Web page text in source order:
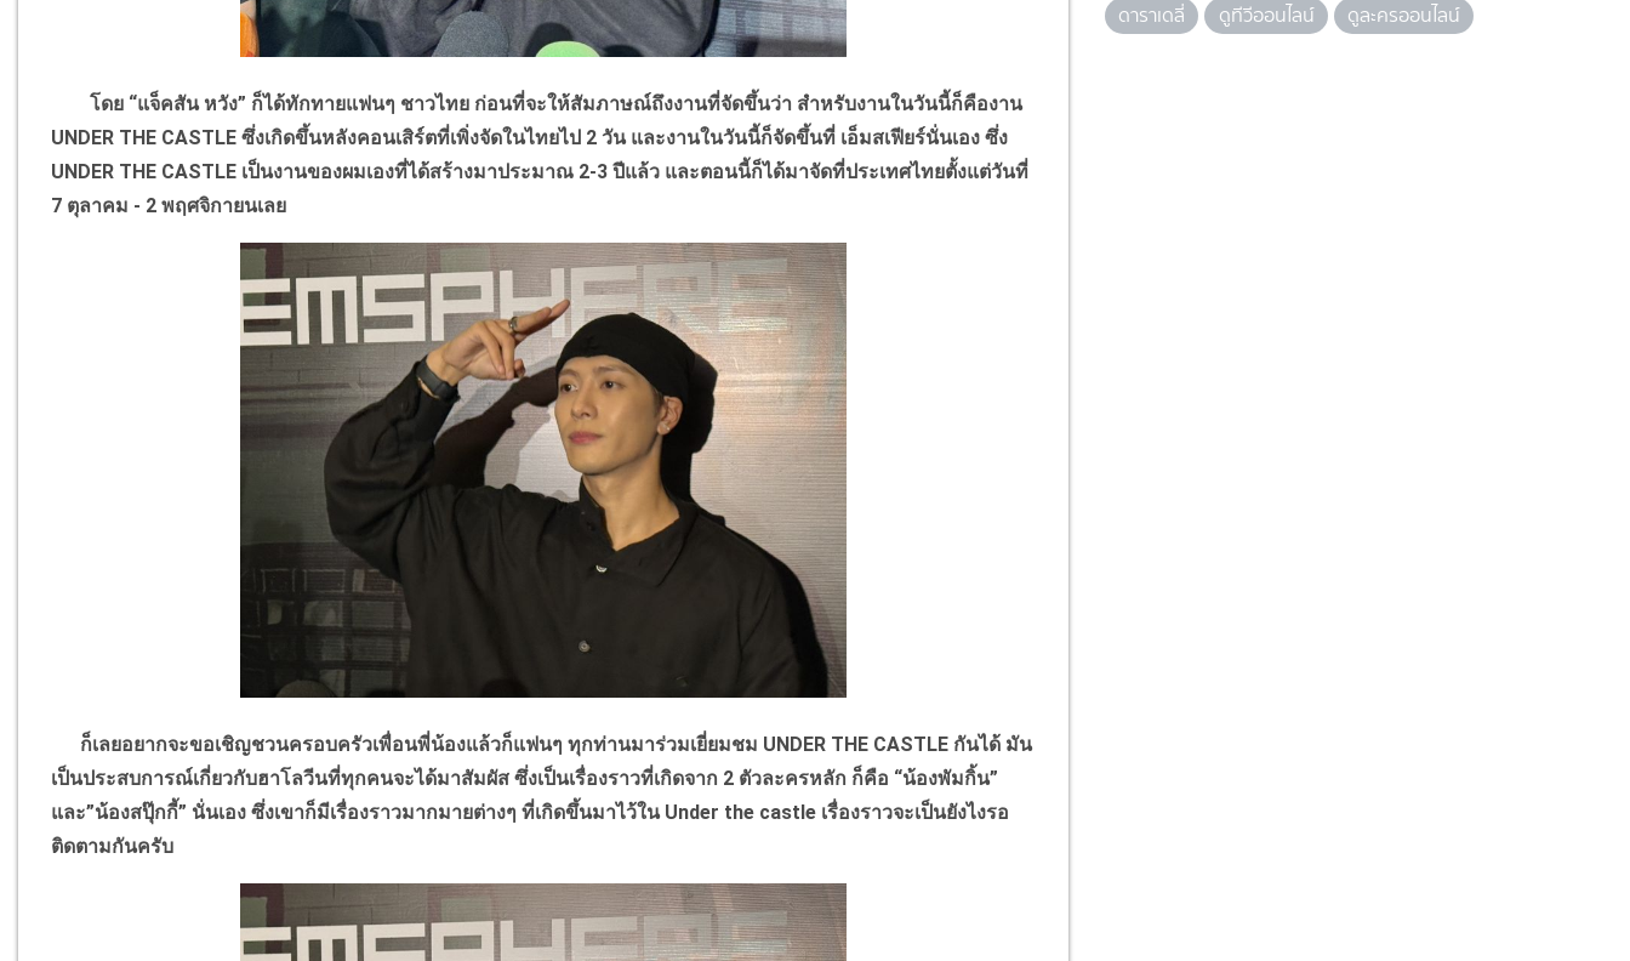
โดย “แจ็คสัน หวัง” ก็ได้ทักทายแฟนๆ ชาวไทย ก่อนที่จะให้สัมภาษณ์ถึงงานที่จัดขึ้นว่า สำหรับงานในวันนี้ก็คืองาน
UNDER THE CASTLEซึ่งเกิดขึ้นหลังคอนเสิร์ตที่เพิ่งจัดในไทยไป 2 วัน และงานในวันนี้ก็จัดขึ้นที่ เอ็มสเฟียร์นั่นเอง ซึ่ง
UNDER THE CASTLE เป็นงานของผมเองที่ได้สร้างมาประมาณ 2-3 ปีแล้ว และตอนนี้ก็ได้มาจัดที่ประเทศไทยตั้งแต่วันที่
7 ตุลาคม - 2 พฤศจิกายนเลย
ก็เลยอยากจะขอเชิญชวนครอบครัวเพื่อนพี่น้องแล้วก็แฟนๆ ทุกท่านมาร่วมเยี่ยมชม UNDER THE CASTLE กันได้ มัน
เป็นประสบการณ์เกี่ยวกับฮาโลวีนที่ทุกคนจะได้มาสัมผัส ซึ่งเป็นเรื่องราวที่เกิดจาก 2 ตัวละครหลัก ก็คือ “น้องพัมกิ้น”
และ”น้องสปุ๊กกี้” นั่นเอง ซึ่งเขาก็มีเรื่องราวมากมายต่างๆ ที่เกิดขึ้นมาไว้ใน Under the castle เรื่องราวจะเป็นยังไงรอ
ติดตามกันครับ
ดาราเดลี่
ดูทีวีออนไลน์ ดูละครออนไลน์